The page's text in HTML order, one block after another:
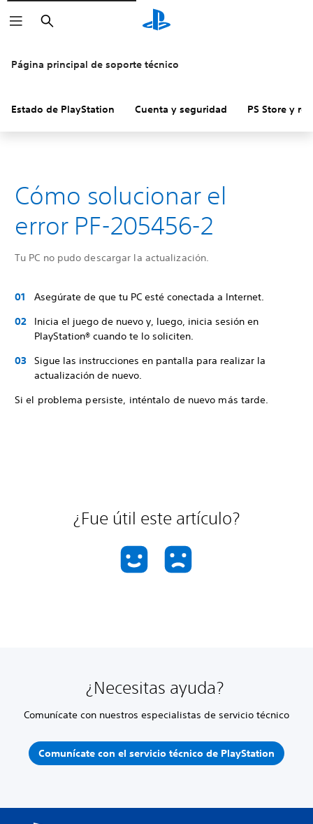
Buscar
Página principal de soporte técnico
Estado de PlayStation Cuenta y seguridad PS Store y
Cómo solucionar el
error PF-205456-2
Tu PC no pudo descargar la actualización.
Asegúrate de que tu PC esté conectada a Internet.
Inicia el juego de nuevo y, luego, inicia sesión en
PlayStation® cuando te lo soliciten.
Sigue las instrucciones en pantalla para realizar la
actualización de nuevo.
Si el problema persiste, inténtalo de nuevo más tarde.
¿Fue útil este artículo?
¿Necesitas ayuda?
Comunícate con nuestros especialistas de servicio técnico
Comunícate con el servicio técnico de PlayStation